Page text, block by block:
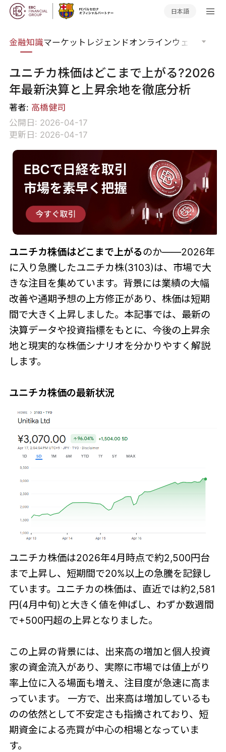
日本語
金融知識マーケットレジェンドオンラインウェビナー
ユニチカ株価はどこまで上がる?2026
年最新決算と上昇余地を徹底分析
著者: 高橋健司
公開日: 2026-04-17
更新日: 2026-04-17
ユニチカ株価はどこまで上がるのか――2026年
に入り急騰したユニチカ株(3103)は、市場で大
きな注目を集めています。背景には業績の大幅
改善や通期予想の上方修正があり、株価は短期
間で大きく上昇しました。本記事では、最新の
決算データや投資指標をもとに、今後の上昇余
地と現実的な株価シナリオを分かりやすく解説
します。
ユニチカ株価の最新状況
ユニチカ株価は2026年4月時点で約2,500円台
まで上昇し、短期間で20%以上の急騰を記録し
ています。ユニチカの株価は、直近では約2,581
円(4月中旬)と大きく値を伸ばし、わずか数週間
で+500円超の上昇となりました。
この上昇の背景には、出来高の増加と個人投資
家の資金流入があり、実際に市場では値上がり
率上位に入る場面も増え、注目度が急速に高ま
っています。 一方で、出来高は増加しているも
のの依然として不安定さも指摘されており、短
期資金による売買が中心の相場となっていま
す。